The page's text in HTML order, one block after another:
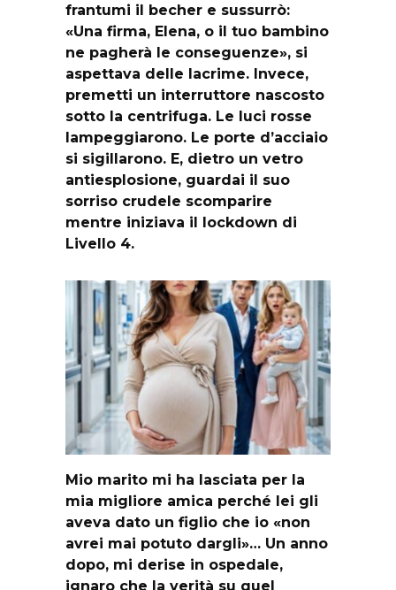
frantumi il becher e sussurrò:
«Una firma, Elena, o il tuo bambino
ne pagherà le conseguenze», si
aspettava delle lacrime. Invece,
premetti un interruttore nascosto
sotto la centrifuga. Le luci rosse
lampeggiarono. Le porte d’acciaio
si sigillarono. E, dietro un vetro
antiesplosione, guardai il suo
sorriso crudele scomparire
mentre iniziava il lockdown di
Livello 4.
Mio marito mi ha lasciata per la
mia migliore amica perché lei gli
aveva dato un figlio che io «non
avrei mai potuto dargli»… Un anno
dopo, mi derise in ospedale,
ignaro che la verità su quel